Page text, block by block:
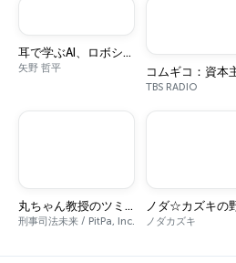
耳で学ぶAI、ロボシンク
矢野 哲平
TBS RADIO
丸ちゃん教授のツミナハナシ-市民のための犯罪学-
刑事司法未来 / PitPa, Inc. ノダカズキ